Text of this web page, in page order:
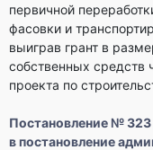
первичной
фасовки и
выиграв грант в
собственных средств
проекта по
Постановление № 323
в постановление